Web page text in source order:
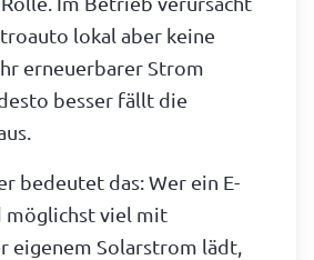
lokal aber keine
erneuerbarer Strom
besser fällt die
bedeutet das: Wer ein E-
möglichst viel mit
eigenem Solarstrom lädt,